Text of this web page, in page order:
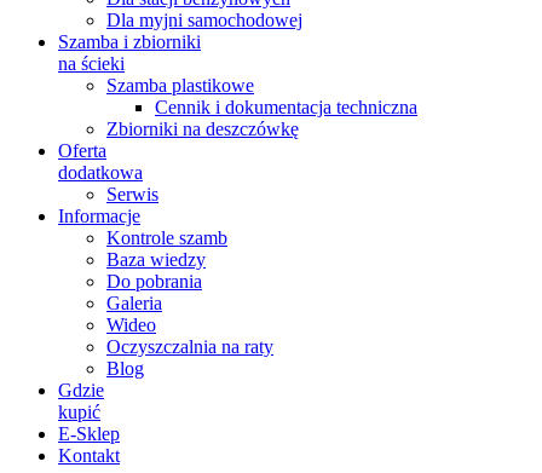
Dla myjni samochodowej
Szamba i zbiorniki
na ścieki
Szamba plastikowe
Cennik i dokumentacja techniczna
Zbiorniki na deszczówkę
Oferta
dodatkowa
Serwis
Informacje
Kontrole szamb
Baza wiedzy
Do pobrania
Galeria
Wideo
Oczyszczalnia na raty
Blog
Gdzie
kupić
E-Sklep
Kontakt